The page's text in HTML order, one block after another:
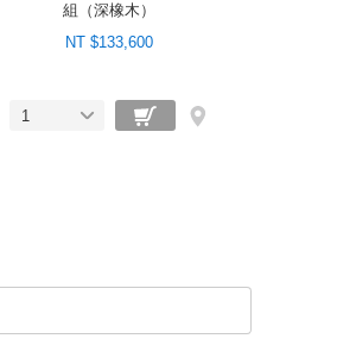
組（深橡木）
NT $133,600
1